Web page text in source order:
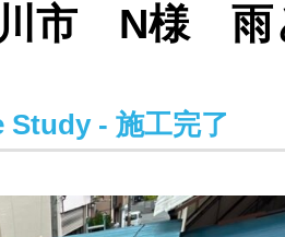
市 N様 雨
Study - 施工完了